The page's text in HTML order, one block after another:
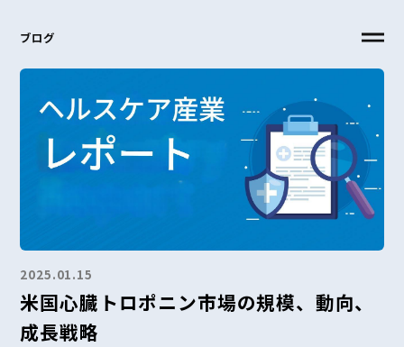
ブログ
2025.01.15
米国心臓トロポニン市場の規模、動向、
成長戦略